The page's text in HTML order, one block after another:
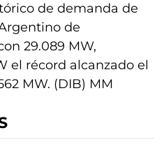
de demanda de
de
29.089 MW,
el récord alcanzado el
MW. (DIB) MM